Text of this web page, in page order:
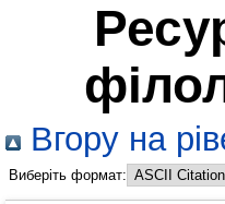
Вгору на
Виберіть формат: